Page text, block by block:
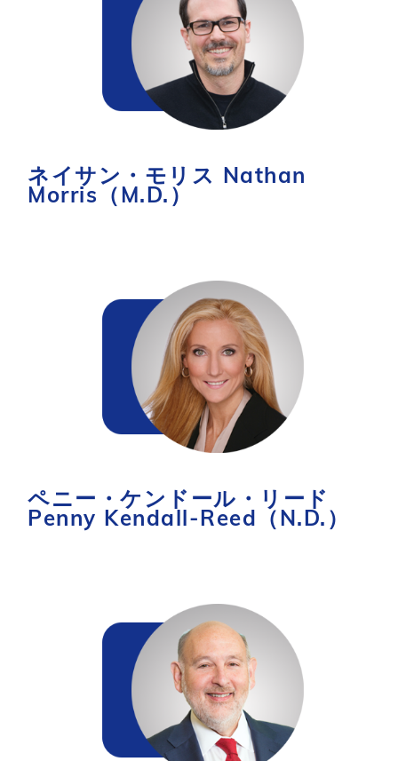
ネイサン・モリス Nathan
Morris（M.D.）
ペニー・ケンドール・リード
Penny Kendall-Reed（N.D.）